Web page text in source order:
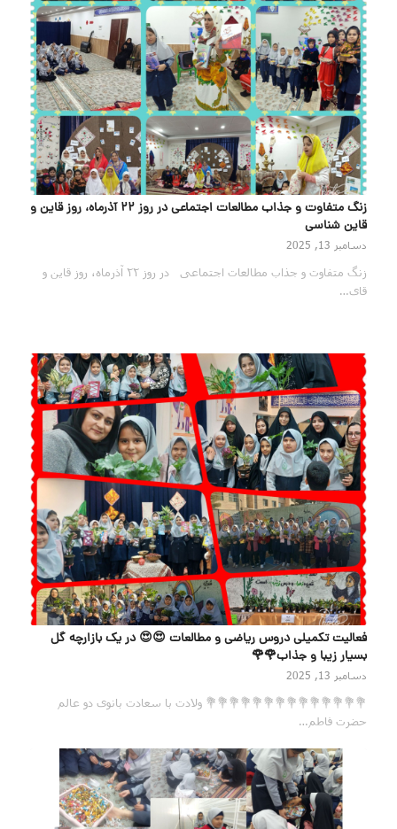
زنگ متفاوت و جذاب مطالعات اجتماعی در روز ۲۲ آذرماه، روز قاین و
قاین شناسی
دسامبر 13, 2025
زنگ متفاوت و جذاب مطالعات اجتماعی در روز ۲۲ آذرماه، روز قاین و
قای…
فعالیت تکمیلی دروس ریاضی و مطالعات 😍😍 در یک بازارچه گل
بسیار زیبا و جذاب🌹🌹
دسامبر 13, 2025
💐💐💐💐💐💐💐💐💐💐💐💐💐💐 ولادت با سعادت بانوی دو عالم
حضرت فاطم…